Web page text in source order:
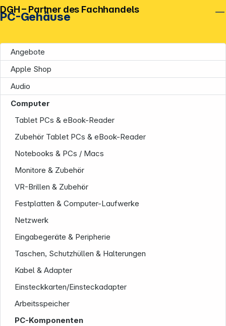
PC-Gehäuse
Angebote
Apple Shop
Audio
Computer
Tablet PCs & eBook-Reader
Zubehör Tablet PCs & eBook-Reader
Notebooks & PCs / Macs
Monitore & Zubehör
VR-Brillen & Zubehör
Festplatten & Computer-Laufwerke
Netzwerk
Eingabegeräte & Peripherie
Taschen, Schutzhüllen & Halterungen
Kabel & Adapter
Einsteckkarten/Einsteckadapter
Arbeitsspeicher
PC-Komponenten
DGH – Partner des Fachhandels